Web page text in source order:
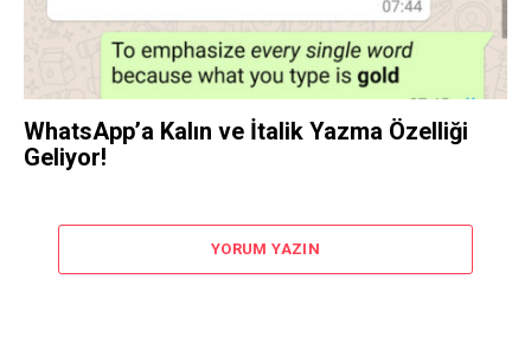
WhatsApp’a Kalın ve İtalik Yazma Özelliği
Geliyor!
YORUM YAZIN